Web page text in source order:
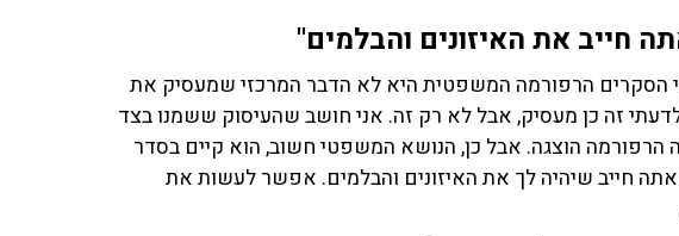
חייב את האיזונים והבלמים"
הסקרים הרפורמה המשפטית היא לא הדבר המרכזי שמעסיק את
"לדעתי זה כן מעסיק, אבל לא רק זה. אני חושב שהעיסוק ששמנו בצד
הוצגה. אבל כן, הנושא המשפטי חשוב, הוא קיים בסדר
חייב שיהיה לך את האיזונים והבלמים. אפשר לעשות את